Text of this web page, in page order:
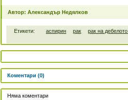
Автор: Александър Недялков
Етикети: аспирин рак рак на
Коментари (0)
Няма коментари